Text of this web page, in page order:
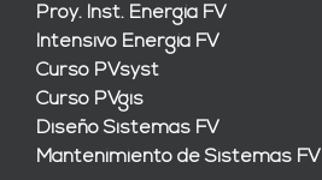
Proy. Inst. Energía FV
Intensivo Energía FV
Curso PVsyst
Curso PVgis
Diseño Sistemas FV
Mantenimiento de Sistemas FV